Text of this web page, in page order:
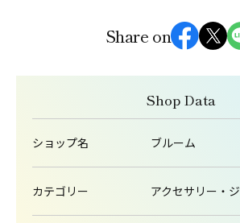
Share on
Shop Data
ショップ名 ブルーム
カテゴリー アクセサリー・